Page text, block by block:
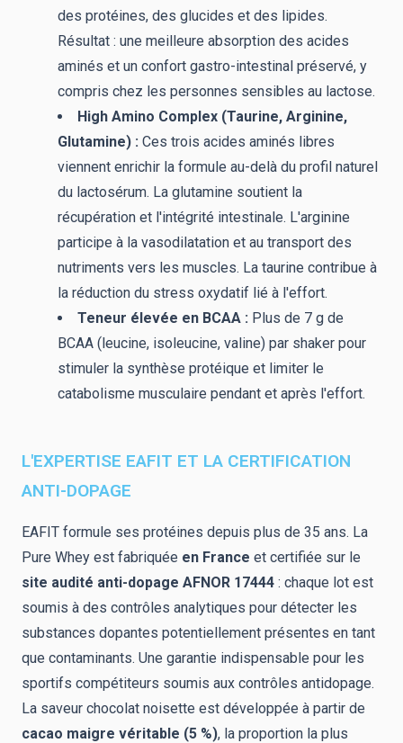
des protéines, des glucides et des lipides.
Résultat : une meilleure absorption des acides
aminés et un confort gastro-intestinal préservé, y
compris chez les personnes sensibles au lactose.
High Amino Complex (Taurine, Arginine,
Glutamine) : Ces trois acides aminés libres
viennent enrichir la formule au-delà du profil naturel
du lactosérum. La glutamine soutient la
récupération et l'intégrité intestinale. L'arginine
participe à la vasodilatation et au transport des
nutriments vers les muscles. La taurine contribue à
la réduction du stress oxydatif lié à l'effort.
Teneur élevée en BCAA : Plus de 7 g de
BCAA (leucine, isoleucine, valine) par shaker pour
stimuler la synthèse protéique et limiter le
catabolisme musculaire pendant et après l'effort.
L'EXPERTISE EAFIT ET LA CERTIFICATION
ANTI-DOPAGE
EAFIT formule ses protéines depuis plus de 35 ans. La
Pure Whey est fabriquée en France et certifiée sur le
site audité anti-dopage AFNOR 17444 : chaque lot est
soumis à des contrôles analytiques pour détecter les
substances dopantes potentiellement présentes en tant
que contaminants. Une garantie indispensable pour les
sportifs compétiteurs soumis aux contrôles antidopage.
La saveur chocolat noisette est développée à partir de
cacao maigre véritable (5 %), la proportion la plus